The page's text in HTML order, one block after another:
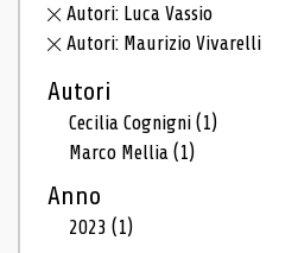
Autori: Luca Vassio
Autori: Maurizio Vivarelli
Autori
Cecilia Cognigni(1)
Marco Mellia(1)
Anno
2023(1)